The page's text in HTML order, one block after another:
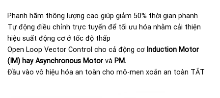
Phanh hãm thông lượng cao giúp giảm 50% thời gian phanh
Tự động điều chỉnh trực tuyến để tối ưu hóa nhằm cải thiện
hiệu suất động cơ ở tốc độ thấp
Open Loop Vector Control cho cả động cơ Induction Motor
(IM) hay Asynchronous Motor và PM.
Đầu vào vô hiệu hóa an toàn cho mô-men xoắn an toàn TẮT